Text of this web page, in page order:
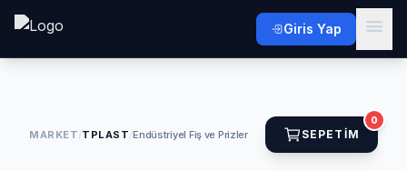
Giris Yap
MARKET/TPLAST/Endüstriyel Fiş ve Prizler SEPETIM
0